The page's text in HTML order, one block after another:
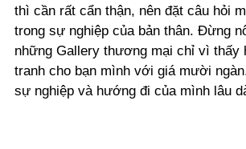
thì cần rất cẩn thận, nên đặt câu hỏi
trong sự nghiệp của bản thân. Đừng
những Gallery thương mại chỉ vì thấy
tranh cho bạn mình với giá mười
sự nghiệp và hướng đi của mình lâu